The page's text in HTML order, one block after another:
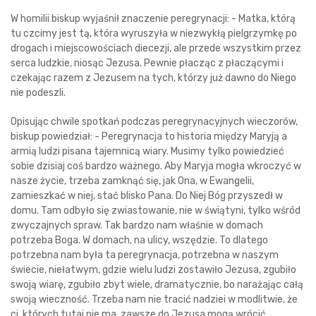
W homilii biskup wyjaśnił znaczenie peregrynacji: - Matka, którą
tu czcimy jest tą, która wyruszyła w niezwykłą pielgrzymkę po
drogach i miejscowościach diecezji, ale przede wszystkim przez
serca ludzkie, niosąc Jezusa. Pewnie płacząc z płaczącymi i
czekając razem z Jezusem na tych, którzy już dawno do Niego
nie podeszli.
Opisując chwile spotkań podczas peregrynacyjnych wieczorów,
biskup powiedział: - Peregrynacja to historia między Maryją a
armią ludzi pisana tajemnicą wiary. Musimy tylko powiedzieć
sobie dzisiaj coś bardzo ważnego. Aby Maryja mogła wkroczyć w
nasze życie, trzeba zamknąć się, jak Ona, w Ewangelii,
zamieszkać w niej, stać blisko Pana. Do Niej Bóg przyszedł w
domu. Tam odbyło się zwiastowanie, nie w świątyni, tylko wśród
zwyczajnych spraw. Tak bardzo nam właśnie w domach
potrzeba Boga. W domach, na ulicy, wszędzie. To dlatego
potrzebna nam była ta peregrynacja, potrzebna w naszym
świecie, niełatwym, gdzie wielu ludzi zostawiło Jezusa, zgubiło
swoją wiarę, zgubiło zbyt wiele, dramatycznie, bo narażając całą
swoją wieczność. Trzeba nam nie tracić nadziei w modlitwie, że